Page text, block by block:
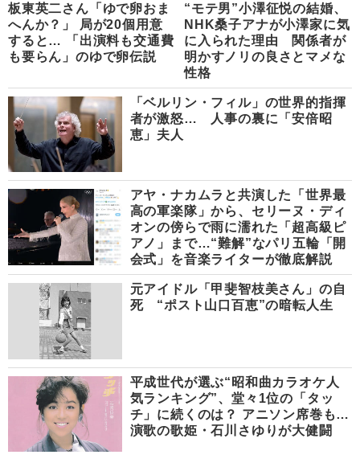
板東英二さん「ゆで卵おま
へんか？」 局が20個用意
すると… 「出演料も交通費
も要らん」のゆで卵伝説
“モテ男”小澤征悦の結婚、
NHK桑子アナが小澤家に気
に入られた理由 関係者が
明かすノリの良さとマメな
性格
「ベルリン・フィル」の世界的指揮
者が激怒… 人事の裏に「安倍昭
恵」夫人
アヤ・ナカムラと共演した「世界最
高の軍楽隊」から、セリーヌ・ディ
オンの傍らで雨に濡れた「超高級ピ
アノ」まで…“難解”なパリ五輪「開
会式」を音楽ライターが徹底解説
元アイドル「甲斐智枝美さん」の自
死 “ポスト山口百恵”の暗転人生
平成世代が選ぶ“昭和曲カラオケ人
気ランキング”、堂々1位の「タッ
チ」に続くのは？ アニソン席巻も…
演歌の歌姫・石川さゆりが大健闘